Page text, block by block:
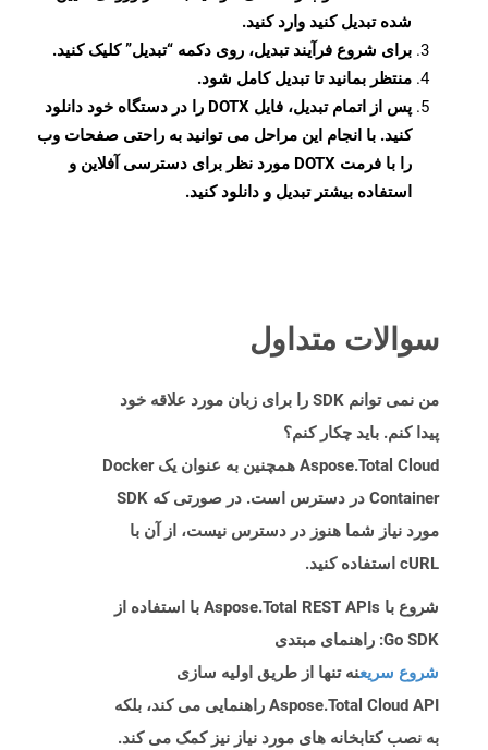
شده تبدیل کنید وارد کنید.
برای شروع فرآیند تبدیل، روی دکمه “تبدیل” کلیک کنید.
منتظر بمانید تا تبدیل کامل شود.
پس از اتمام تبدیل، فایل DOTX را در دستگاه خود دانلود
کنید. با انجام این مراحل می توانید به راحتی صفحات وب
را با فرمت DOTX مورد نظر برای دسترسی آفلاین و
استفاده بیشتر تبدیل و دانلود کنید.
سوالات متداول
من نمی توانم SDK را برای زبان مورد علاقه خود
پیدا کنم. باید چکار کنم؟
Aspose.Total Cloud همچنین به عنوان یک Docker
Container در دسترس است. در صورتی که SDK
مورد نیاز شما هنوز در دسترس نیست، از آن با
cURL استفاده کنید.
شروع با Aspose.Total REST APIs با استفاده از
Go SDK: راهنمای مبتدی
شروع سریعنه تنها از طریق اولیه سازی
Aspose.Total Cloud API راهنمایی می کند، بلکه
به نصب کتابخانه های مورد نیاز نیز کمک می کند.